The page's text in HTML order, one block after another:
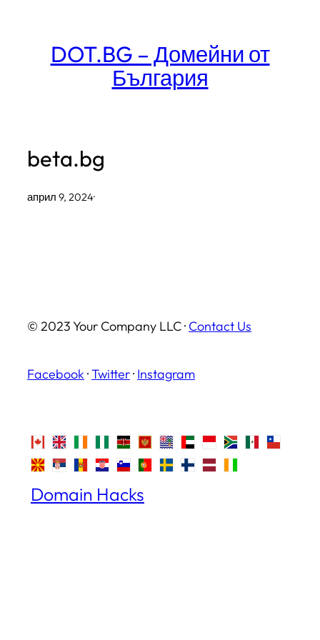
DOT.BG – Домейни от
България
beta.bg
април 9, 2024·
© 2023 Your Company LLC · Contact Us
Facebook ·Twitter· Instagram
Domain Hacks